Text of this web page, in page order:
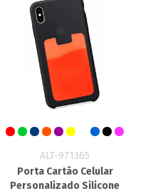
ALT-971365
Porta Cartão Celular
Personalizado Silicone